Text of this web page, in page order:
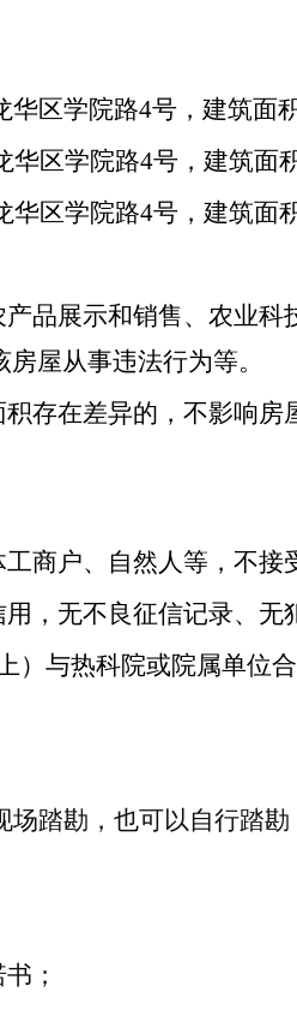
华区学院路4号，建筑面
华区学院路4号，建筑面
华区学院路4号，建筑面
产品展示和销售、 农业科
房屋从事违法行为等。
存在差异的，不影响
商户、自然人等，不接
，无不良征信记录、无
） 与热科院或院属单位
踏勘，也可以自行踏勘
；